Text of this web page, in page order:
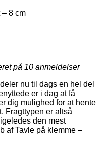
– 8 cm
på 10 anmeldelser
nu til dags en hel del
er i dag at få
dig mulighed for at hente
Fragttypen er altså
den mest
af Tavle på klemme –